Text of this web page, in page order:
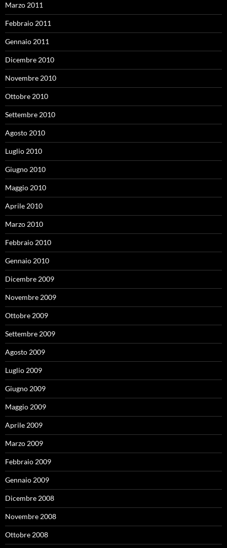
Marzo 2011
Febbraio 2011
Gennaio 2011
Dicembre 2010
Novembre 2010
Ottobre 2010
Settembre 2010
Agosto 2010
Luglio 2010
Giugno 2010
Maggio 2010
Aprile 2010
Marzo 2010
Febbraio 2010
Gennaio 2010
Dicembre 2009
Novembre 2009
Ottobre 2009
Settembre 2009
Agosto 2009
Luglio 2009
Giugno 2009
Maggio 2009
Aprile 2009
Marzo 2009
Febbraio 2009
Gennaio 2009
Dicembre 2008
Novembre 2008
Ottobre 2008